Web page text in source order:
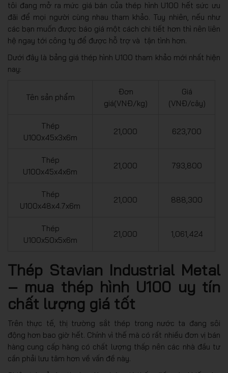
tôi đang mở ra mức giá bán của thép hình U100 hết sức ưu
đãi để mọi người cùng nhau tham khảo. Tuy nhiên, nếu như
các bạn muốn được báo giá một cách chi tiết hơn thì nên liên
hệ ngay tới công ty để được hỗ trợ và tận tình hơn.
Dưới đây là bảng giá thép hình U100 tham khảo mới nhất hiện
nay:
Tên sản phẩm
Đơn
giá(VNĐ/kg)
Giá
(VNĐ/cây)
Thép
U100x45x3x6m
21,000 623,700
Thép
U100x45x4x6m
21,000 793,800
Thép
U100x48x4.7x6m
21,000 888,300
Thép
U100x50x5x6m
21,000 1,061,424
Thép Stavian Industrial Metal
– mua thép hình U100 uy tín
chất lượng giá tốt
Trên thực tế, thị trường sắt thép trong nước ta đang sôi
động hơn bao giờ hết. Chính vì thế mà có rất nhiều đơn vị bán
hàng cung cấp hàng có chất lượng thấp nên các nhà đầu tư
cần phải lưu tâm hơn về vấn đề này.